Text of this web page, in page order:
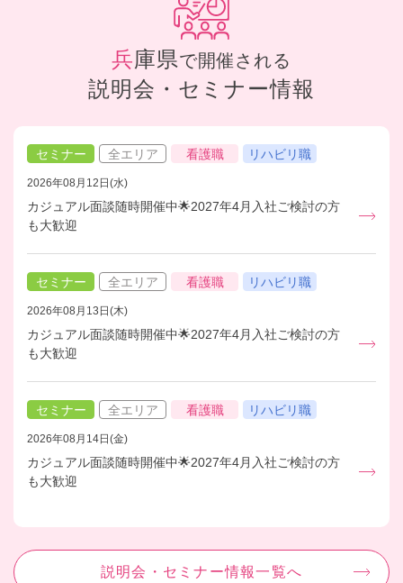
兵庫県で開催される
説明会・セミナー情報
セミナー 全エリア 看護職 リハビリ職
2026年08月12日(水)
カジュアル面談随時開催中🌟2027年4月入社ご検討の方
も大歓迎
セミナー 全エリア 看護職 リハビリ職
2026年08月13日(木)
カジュアル面談随時開催中🌟2027年4月入社ご検討の方
も大歓迎
セミナー 全エリア 看護職 リハビリ職
2026年08月14日(金)
カジュアル面談随時開催中🌟2027年4月入社ご検討の方
も大歓迎
説明会・セミナー情報一覧へ